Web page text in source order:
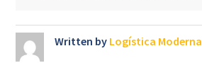
Written by Logística Moderna